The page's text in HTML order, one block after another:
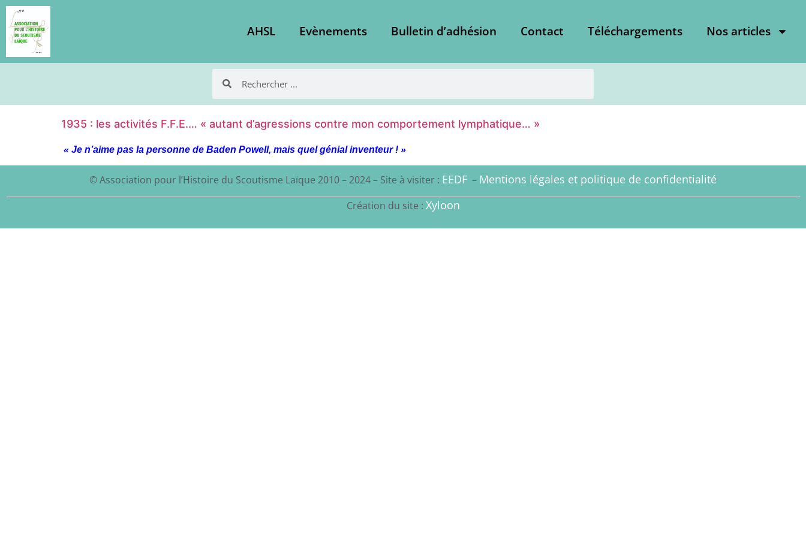
AHSL Evènements Bulletin d’adhésion Contact Téléchargements Nos articles
1935 : les activités F.F.E.… « autant d’agressions contre mon comportement lymphatique… »
« Je n’aime pas la personne de Baden Powell, mais quel génial inventeur ! »
© Association pour l’Histoire du Scoutisme Laïque 2010 – 2024 – Site à visiter : EEDF – Mentions légales et politique de confidentialité
Création du site : Xyloon